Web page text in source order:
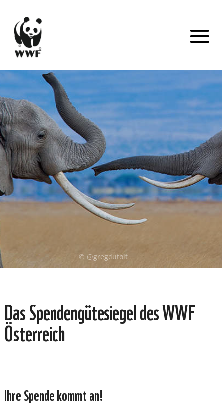
© @gregdutoit
Das Spendengütesiegel des WWF
Österreich
Ihre Spende kommt an!